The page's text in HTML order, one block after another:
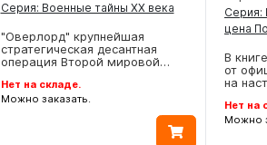
Серия: Военные тайны ХХ века
"Оверлорд" крупнейшая
стратегическая десантная
операция Второй мировой…
Нет на складе.
Можно заказать.
Серия:
цена
В
от
на
Нет на
Можно